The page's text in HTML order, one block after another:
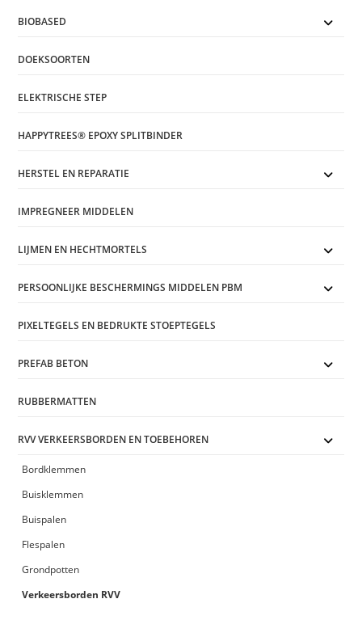
BIOBASED
DOEKSOORTEN
ELEKTRISCHE STEP
HAPPYTREES® EPOXY SPLITBINDER
HERSTEL EN REPARATIE
IMPREGNEER MIDDELEN
LIJMEN EN HECHTMORTELS
PERSOONLIJKE BESCHERMINGS MIDDELEN PBM
PIXELTEGELS EN BEDRUKTE STOEPTEGELS
PREFAB BETON
RUBBERMATTEN
RVV VERKEERSBORDEN EN TOEBEHOREN
Bordklemmen
Buisklemmen
Buispalen
Flespalen
Grondpotten
Verkeersborden RVV